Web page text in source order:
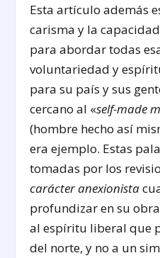
Esta artículo además
carisma y la
para abordar todas
voluntariedad y
para su país y sus
cercano al «self-made
(hombre hecho así
era ejemplo. Estas
tomadas por los
carácter anexionista
profundizar en su
al espíritu liberal que
del norte, y no a un